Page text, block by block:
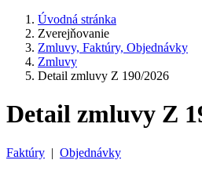
Úvodná stránka
Zverejňovanie
Zmluvy, Faktúry, Objednávky
Zmluvy
Detail zmluvy Z 190/2026
Detail zmluvy Z
Faktúry | Objednávky